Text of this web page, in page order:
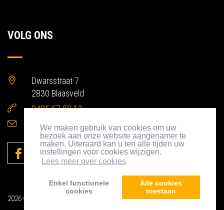
We maken gebruik van cookies om uw
bezoek aan onze website aangenamer te
maken. Uiteraard kan u ten alle tijden uw
instellingen voor cookies wijzigen.
Lees meer over cookies
Enkel functionele
cookies
Alle cookies
toestaan
VOLG ONS
Dwarsstraat 7
2830 Blaasveld
0485 57 52 13
info@gtproducts.be
2026 ©